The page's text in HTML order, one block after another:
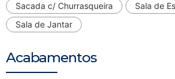
Sacada c/ Churrasqueira
Sala de
Sala de Jantar
Acabamentos